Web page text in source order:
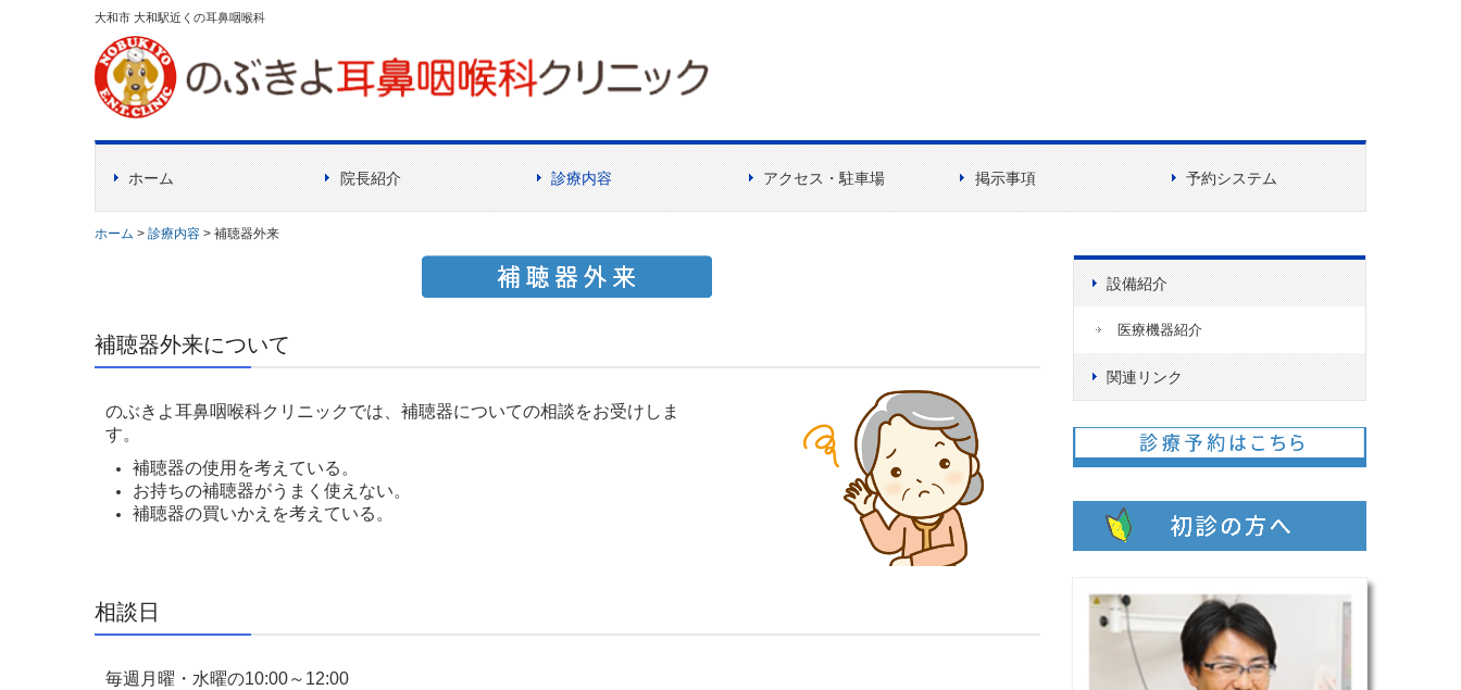
大和市 大和駅近くの耳鼻咽喉科
ホーム 院長紹介 診療内容 アクセス・駐車場 掲示事項 予約システム
ホーム 診療内容 補聴器外来
補聴器外来について
のぶきよ耳鼻咽喉科クリニックでは、補聴器についての相談をお受けしま
す。
補聴器の使用を考えている。
お持ちの補聴器がうまく使えない。
補聴器の買いかえを考えている。
相談日
毎週月曜・水曜の10:00～12:00
設備紹介
医療機器紹介
関連リンク